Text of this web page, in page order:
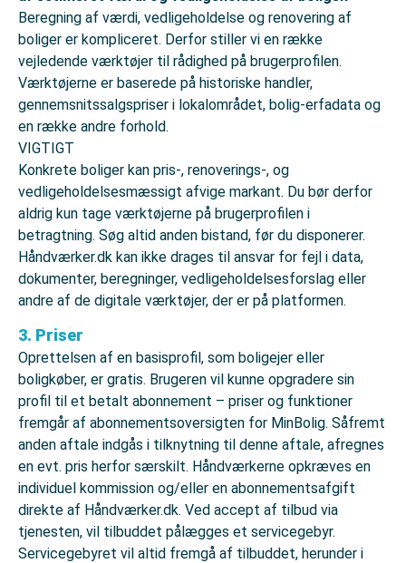
Beregning af værdi, vedligeholdelse og renovering af
boliger er kompliceret. Derfor stiller vi en række
vejledende værktøjer til rådighed på brugerprofilen.
Værktøjerne er baserede på historiske handler,
gennemsnitssalgspriser i lokalområdet, bolig-erfadata og
en række andre forhold.
VIGTIGT
Konkrete boliger kan pris-, renoverings-, og
vedligeholdelsesmæssigt afvige markant. Du bør derfor
aldrig kun tage værktøjerne på brugerprofilen i
betragtning. Søg altid anden bistand, før du disponerer.
Håndværker.dk kan ikke drages til ansvar for fejl i data,
dokumenter, beregninger, vedligeholdelsesforslag eller
andre af de digitale værktøjer, der er på platformen.
3. Priser
Oprettelsen af en basisprofil, som boligejer eller
boligkøber, er gratis. Brugeren vil kunne opgradere sin
profil til et betalt abonnement – priser og funktioner
fremgår af abonnementsoversigten for MinBolig. Såfremt
anden aftale indgås i tilknytning til denne aftale, afregnes
en evt. pris herfor særskilt. Håndværkerne opkræves en
individuel kommission og/eller en abonnementsafgift
direkte af Håndværker.dk. Ved accept af tilbud via
tjenesten, vil tilbuddet pålægges et servicegebyr.
Servicegebyret vil altid fremgå af tilbuddet, herunder i